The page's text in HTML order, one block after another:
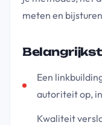
meten en
Een
autoriteit op,
Kwaliteit